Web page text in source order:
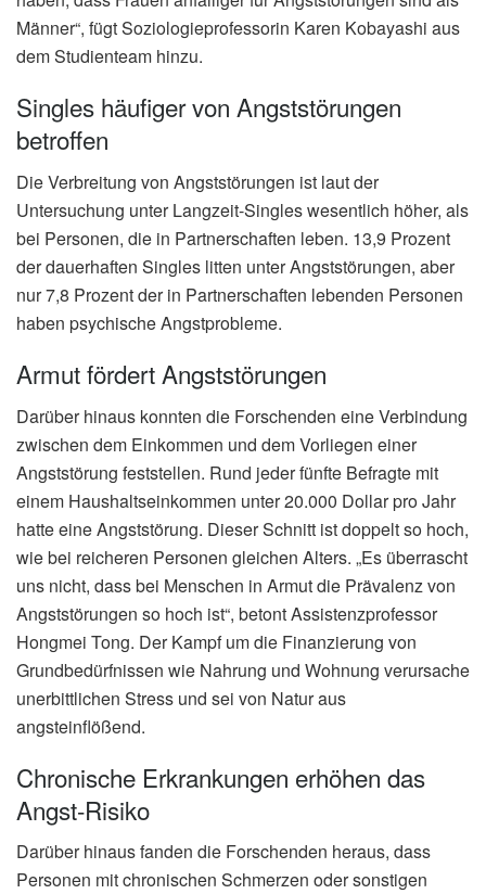
Männer“, fügt Soziologieprofessorin Karen Kobayashi aus
dem Studienteam hinzu.
Singles häufiger von Angststörungen
betroffen
Die Verbreitung von Angststörungen ist laut der
Untersuchung unter Langzeit-Singles wesentlich höher, als
bei Personen, die in Partnerschaften leben. 13,9 Prozent
der dauerhaften Singles litten unter Angststörungen, aber
nur 7,8 Prozent der in Partnerschaften lebenden Personen
haben psychische Angstprobleme.
Armut fördert Angststörungen
Darüber hinaus konnten die Forschenden eine Verbindung
zwischen dem Einkommen und dem Vorliegen einer
Angststörung feststellen. Rund jeder fünfte Befragte mit
einem Haushaltseinkommen unter 20.000 Dollar pro Jahr
hatte eine Angststörung. Dieser Schnitt ist doppelt so hoch,
wie bei reicheren Personen gleichen Alters. „Es überrascht
uns nicht, dass bei Menschen in Armut die Prävalenz von
Angststörungen so hoch ist“, betont Assistenzprofessor
Hongmei Tong. Der Kampf um die Finanzierung von
Grundbedürfnissen wie Nahrung und Wohnung verursache
unerbittlichen Stress und sei von Natur aus
angsteinflößend.
Chronische Erkrankungen erhöhen das
Angst-Risiko
Darüber hinaus fanden die Forschenden heraus, dass
Personen mit chronischen Schmerzen oder sonstigen